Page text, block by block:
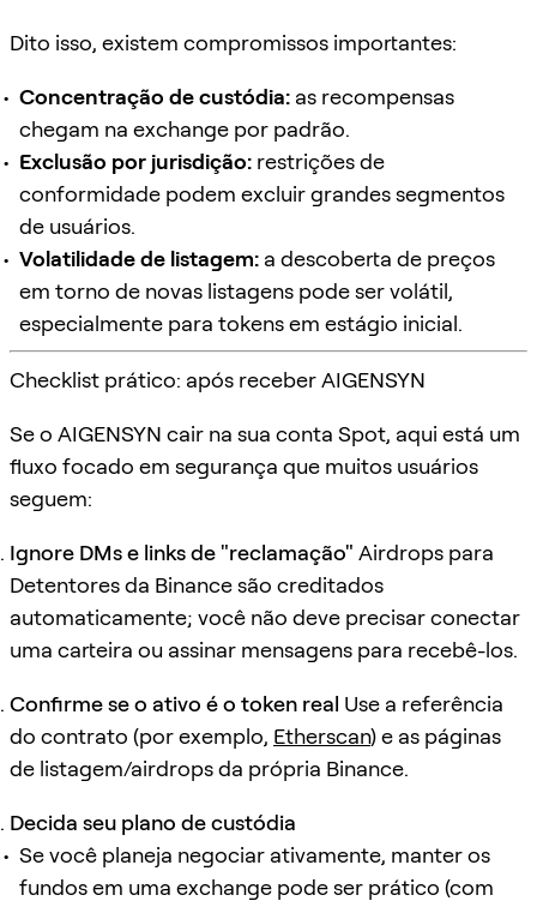
Dito isso, existem compromissos importantes:
Concentração de custódia: as recompensas
chegam na exchange por padrão.
Exclusão por jurisdição: restrições de
conformidade podem excluir grandes segmentos
de usuários.
Volatilidade de listagem: a descoberta de preços
em torno de novas listagens pode ser volátil,
especialmente para tokens em estágio inicial.
Checklist prático: após receber AIGENSYN
Se o AIGENSYN cair na sua conta Spot, aqui está um
fluxo focado em segurança que muitos usuários
seguem:
Ignore DMs e links de "reclamação" Airdrops para
Detentores da Binance são creditados
automaticamente; você não deve precisar conectar
uma carteira ou assinar mensagens para recebê-los.
Confirme se o ativo é o token real Use a referência
do contrato (por exemplo, Etherscan) e as páginas
de listagem/airdrops da própria Binance.
Decida seu plano de custódia
Se você planeja negociar ativamente, manter os
fundos em uma exchange pode ser prático (com